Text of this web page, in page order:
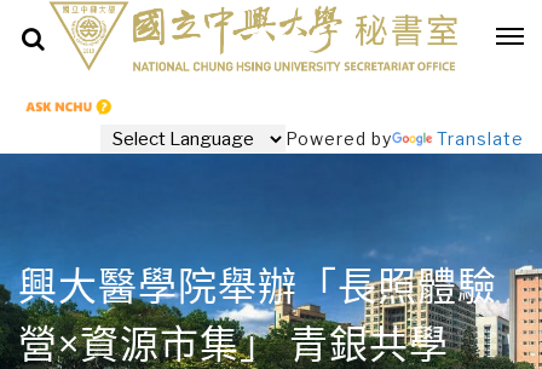
Powered by Translate
興大醫學院舉辦「長照體驗
營×資源市集」 青銀共學